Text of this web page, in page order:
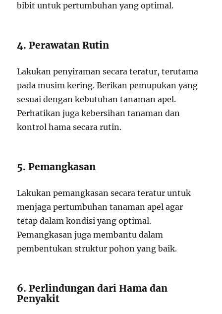
bibit untuk pertumbuhan yang optimal.
4. Perawatan Rutin
Lakukan penyiraman secara teratur, terutama
pada musim kering. Berikan pemupukan yang
sesuai dengan kebutuhan tanaman apel.
Perhatikan juga kebersihan tanaman dan
kontrol hama secara rutin.
5. Pemangkasan
Lakukan pemangkasan secara teratur untuk
menjaga pertumbuhan tanaman apel agar
tetap dalam kondisi yang optimal.
Pemangkasan juga membantu dalam
pembentukan struktur pohon yang baik.
6. Perlindungan dari Hama dan
Penyakit